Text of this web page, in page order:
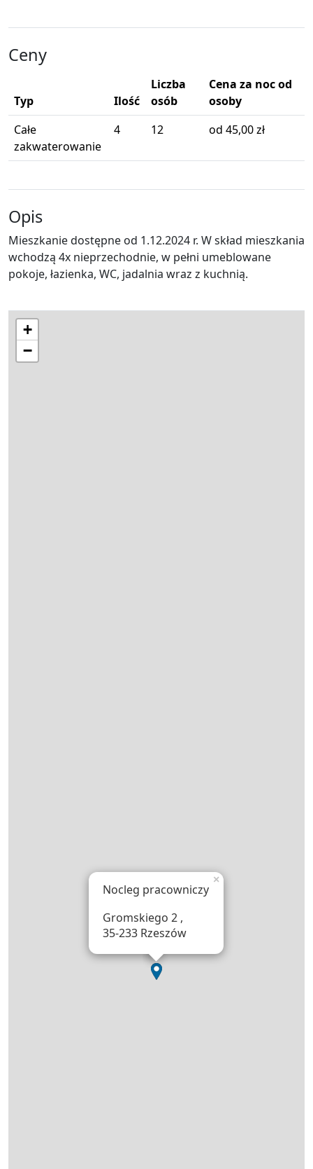
Ceny
Typ Ilość
Liczba
osób
Cena za noc od
osoby
Całe
zakwaterowanie
4 12 od 45,00 zł
Opis
Mieszkanie dostępne od 1.12.2024 r. W skład mieszkania
wchodzą 4x nieprzechodnie, w pełni umeblowane
pokoje, łazienka, WC, jadalnia wraz z kuchnią.
Nocleg pracowniczy
Gromskiego 2 ,
35-233 Rzeszów
×
+
−